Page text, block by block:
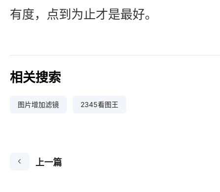
有度，点到为止才是最好。
相关搜索
图片增加滤镜 2345看图王
上一篇